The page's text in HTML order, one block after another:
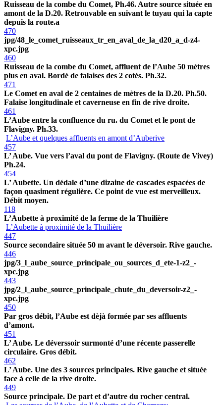
Ruisseau de la combe du Comet, Ph.46. Autre source située en
amont de la D.20. Retrouvable en suivant le tuyau qui la capte
depuis la route.a
470
jpg/48_le_comet_ruisseaux_tr_en_aval_de_la_d20_a_d-z4-
xpc.jpg
460
Ruisseau de la combe du Comet, affluent de l’Aube 50 mètres
plus en aval. Bordé de falaises des 2 cotés. Ph.32.
471
Le Comet en aval de 2 centaines de mètres de la D.20. Ph.50.
Falaise longitudinale et caverneuse en fin de rive droite.
461
L’Aube entre la confluence du ru. du Comet et le pont de
Flavigny. Ph.33.
L’Aube et quelques affluents en amont d’Auberive
457
L’ Aube. Vue vers l’aval du pont de Flavigny. (Route de Vivey)
Ph.24.
454
L’ Aubette. Un dédale d’une dizaine de cascades espacées de
façon quasiment régulière. Ce point de vue est merveilleux.
Débit moyen.
118
L’Aubette à proximité de la ferme de la Thuilière
L’Aubette à proximité de la Thuilière
447
Source secondaire située 50 m avant le déversoir. Rive gauche.
446
jpg/3_l_aube_source_principale_ou_sources_d_ete-1-z2_-
xpc.jpg
443
jpg/2_l_aube_source_principale_chute_du_deversoir-z2_-
xpc.jpg
450
Par gros débit, l’Aube est dèjà formée par ses affluents
d’amont.
451
L’ Aube. Le déverssoir surmonté d’une récente passerelle
circulaire. Gros débit.
462
L’ Aube. Une des 3 sources principales. Rive gauche et située
face à celle de la rive droite.
449
Source principale. De part et d’autre du rocher central.